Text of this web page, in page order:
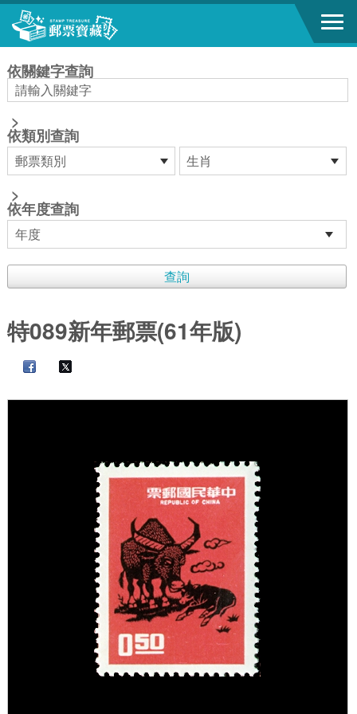
跳到主要內容區塊
依關鍵字查詢
>
依類別查詢
>
依年度查詢
特089新年郵票(61年版)